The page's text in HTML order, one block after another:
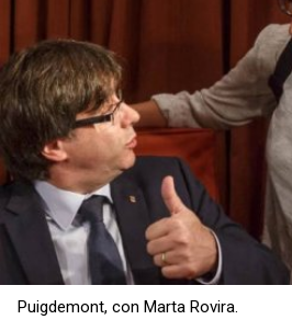
Copiar
Puigdemont, con Marta Rovira.